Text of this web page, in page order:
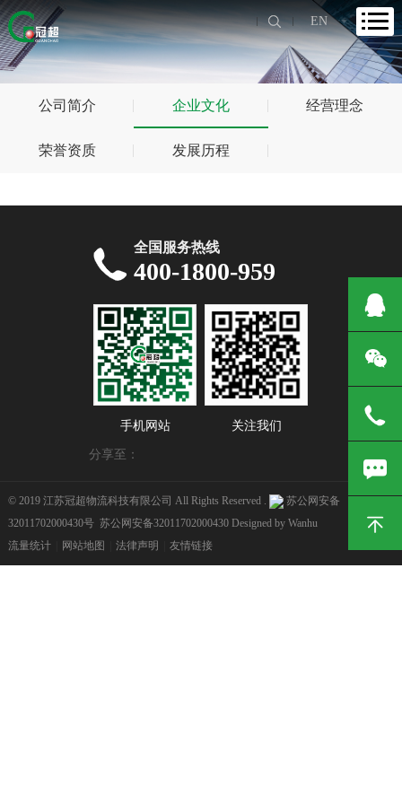
EN
公司简介 企业文化 经营理念
荣誉资质 发展历程
全国服务热线
400-1800-959
手机网站 关注我们
分享至：
© 2019 江苏冠超物流科技有限公司 All Rights Reserved .
苏公网安备
32011702000430号 苏公网安备32011702000430Designed by Wanhu
流量统计
网站地图 法律声明 友情链接